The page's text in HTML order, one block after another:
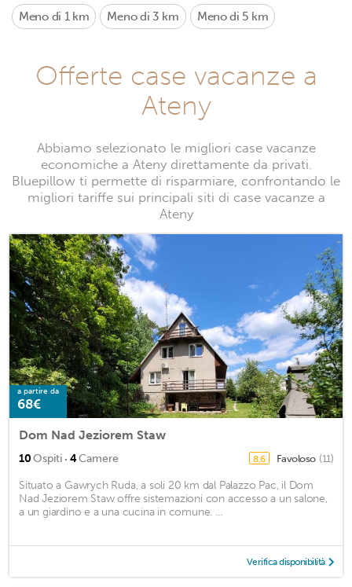
Meno di 1 km Meno di 3 km Meno di 5 km
Offerte case vacanze a
Ateny
Abbiamo selezionato le migliori case vacanze
economiche a Ateny direttamente da privati.
Bluepillow ti permette di risparmiare, confrontando le
migliori tariffe sui principali siti di case vacanze a
Ateny
a partire da
68€
Dom Nad Jeziorem Staw
10Ospiti · 4Camere 8,6 Favoloso (11)
Situato a Gawrych Ruda, a soli 20 km dal Palazzo Pac, il Dom
Nad Jeziorem Staw offre sistemazioni con accesso a un salone,
a un giardino e a una cucina in comune. ...
Verifica disponibilità